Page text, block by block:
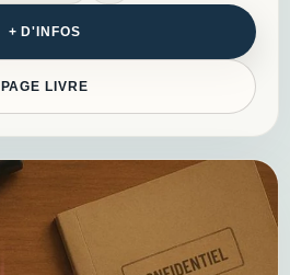
+ D'INFOS
PAGE LIVRE